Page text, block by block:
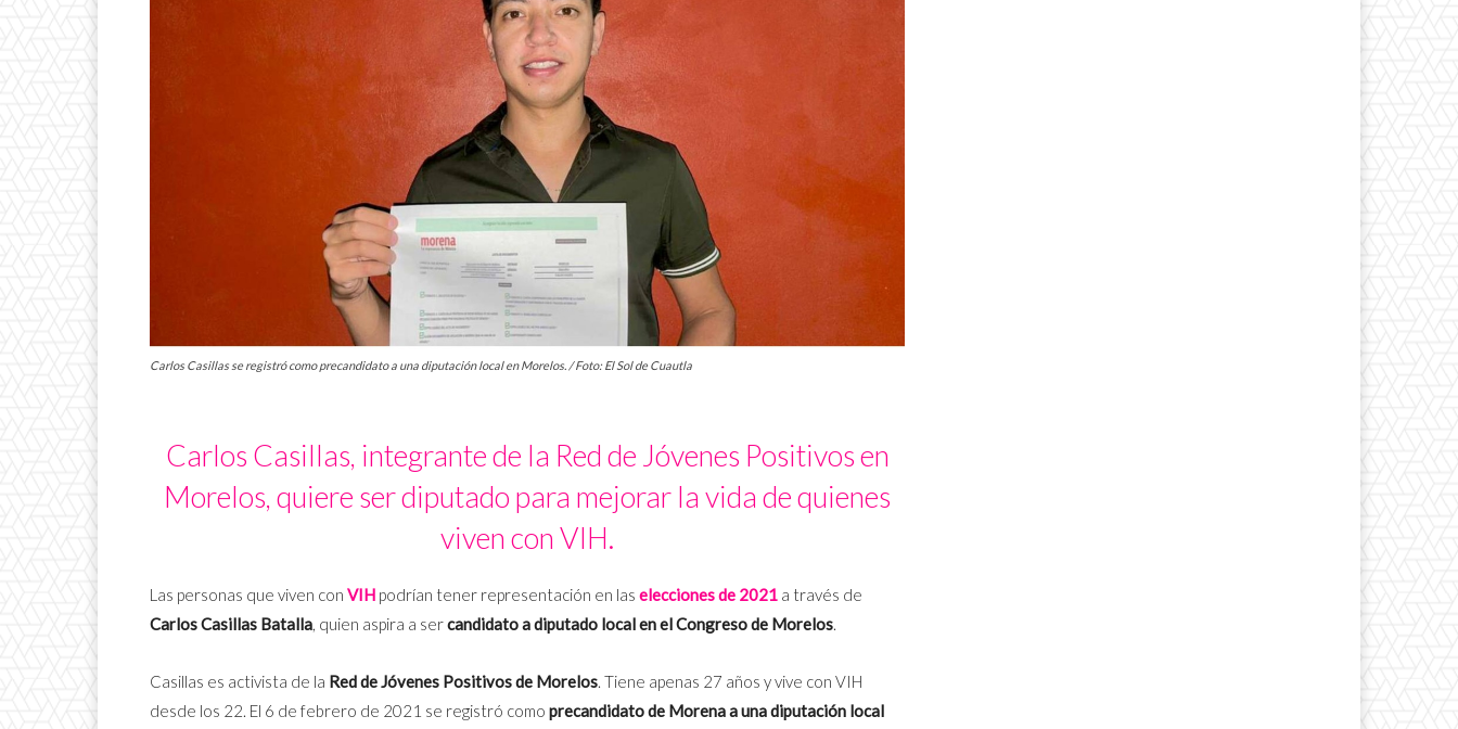
Carlos Casillas se registró como precandidato a una diputación local en Morelos. / Foto: El Sol de Cuautla
Carlos Casillas, integrante de la Red de Jóvenes Positivos en
Morelos, quiere ser diputado para mejorar la vida de quienes
viven con VIH.
Las personas que viven con VIH podrían tener representación en las elecciones de 2021 a través de
Carlos Casillas Batalla, quien aspira a sercandidato a diputado local en el Congreso de Morelos.
Casillas es activista de la Red de Jóvenes Positivos de Morelos. Tiene apenas 27 años y vive con VIH
desde los 22. El 6 de febrero de 2021 se registró como precandidato de Morena a una diputación local